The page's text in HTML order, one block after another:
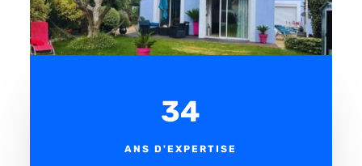
35
ANS D'EXPERTISE